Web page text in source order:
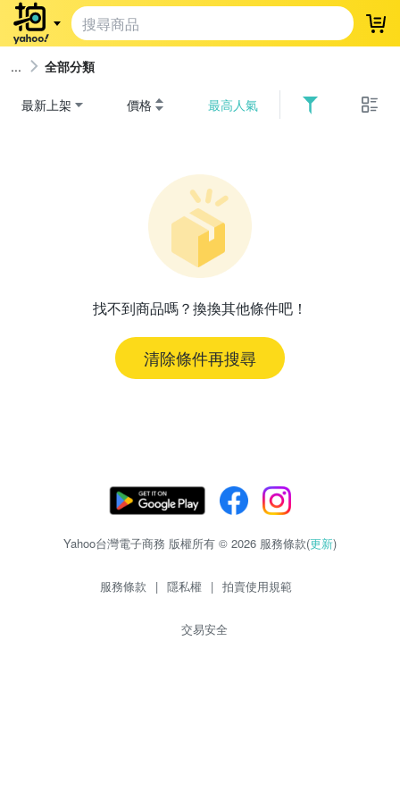
登
全部分類
最新上架 價格 最高人氣
找不到商品嗎？換換其他條件吧！
清除條件再搜尋
Yahoo台灣電子商務 版權所有 © 2026 服務條款(更新)
服務條款 | 隱私權 | 拍賣使用規範
交易安全